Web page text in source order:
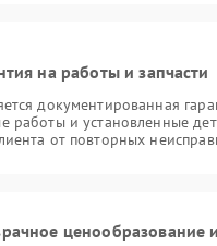
на работы и запчасти
документированная
работы и установленные
от повторных
ценообразование